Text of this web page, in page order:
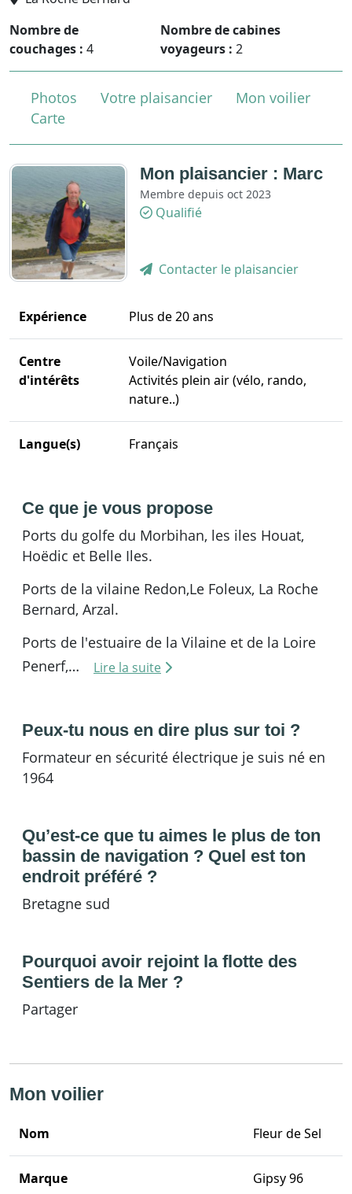
Nombre de
couchages : 4
Nombre de cabines
voyageurs : 2
Photos Votre plaisancier
Mon voilier
Carte
Mon plaisancier : Marc
Membre depuis oct 2023
Qualifié
Contacter le plaisancier
Expérience Plus de 20 ans
Centre
d'intérêts
Voile/Navigation
Activités plein air (vélo, rando,
nature..)
Langue(s) Français
Ce que je vous propose
Ports du golfe du Morbihan, les iles Houat,
Hoëdic et Belle Iles.
Ports de la vilaine Redon,Le Foleux, La Roche
Bernard, Arzal.
Ports de l'estuaire de la Vilaine et de la Loire
Penerf,…
Lire la suite
Peux-tu nous en dire plus sur toi ?
Formateur en sécurité électrique je suis né en
1964
Qu’est-ce que tu aimes le plus de ton
bassin de navigation ? Quel est ton
endroit préféré ?
Bretagne sud
Pourquoi avoir rejoint la flotte des
Sentiers de la Mer ?
Partager
Mon voilier
Nom Fleur de Sel
Marque Gipsy 96